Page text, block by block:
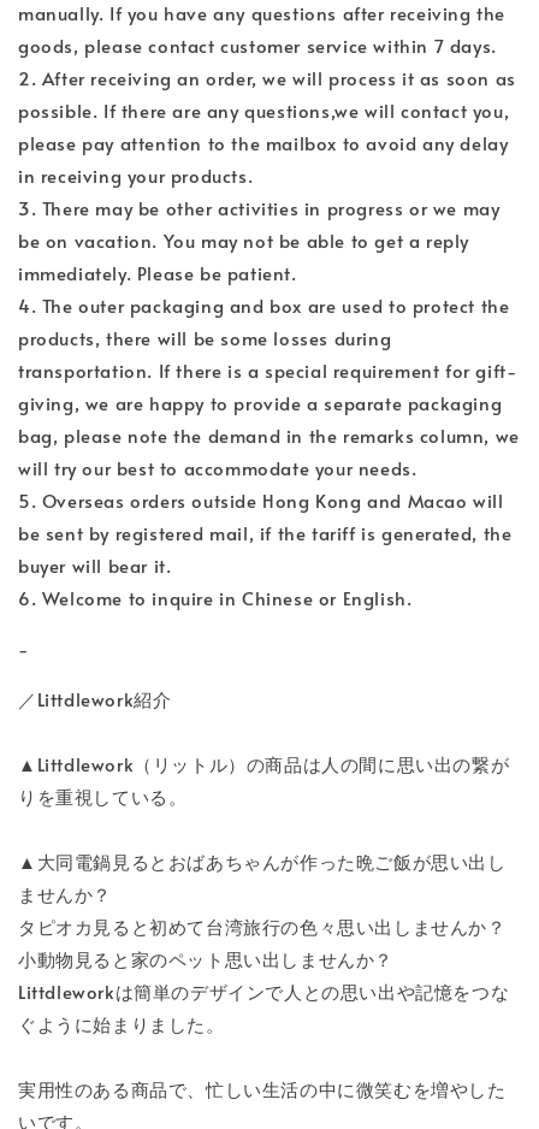
manually. If you have any questions after receiving the
goods, please contact customer service within 7 days.
2. After receiving an order, we will process it as soon as
possible. If there are any questions,we will contact you,
please pay attention to the mailbox to avoid any delay
in receiving your products.
3. There may be other activities in progress or we may
be on vacation. You may not be able to get a reply
immediately. Please be patient.
4. The outer packaging and box are used to protect the
products, there will be some losses during
transportation. If there is a special requirement for gift-
giving, we are happy to provide a separate packaging
bag, please note the demand in the remarks column, we
will try our best to accommodate your needs.
5. Overseas orders outside Hong Kong and Macao will
be sent by registered mail, if the tariff is generated, the
buyer will bear it.
6. Welcome to inquire in Chinese or English.
-
／Littdlework紹介
▲Littdlework（リットル）の商品は人の間に思い出の繋が
りを重視している。
▲大同電鍋見るとおばあちゃんが作った晩ご飯が思い出し
ませんか？
タピオカ見ると初めて台湾旅行の色々思い出しませんか？
小動物見ると家のペット思い出しませんか？
Littdleworkは簡単のデザインで人との思い出や記憶をつな
ぐように始まりました。
実用性のある商品で、忙しい生活の中に微笑むを増やした
いです。